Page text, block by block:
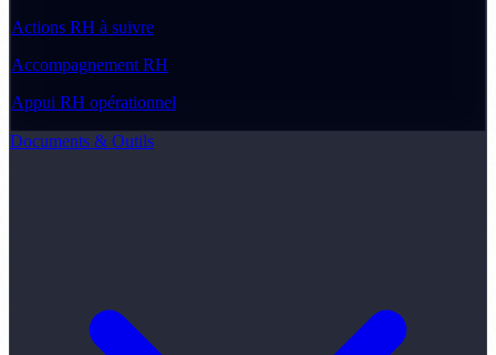
Actions RH à suivre
Accompagnement RH
Appui RH opérationnel
Documents & Outils